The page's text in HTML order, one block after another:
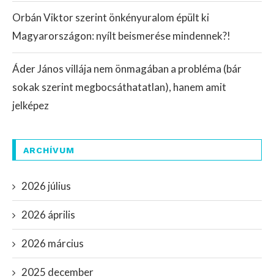
Orbán Viktor szerint önkényuralom épült ki
Magyarországon: nyílt beismerése mindennek?!
Áder János villája nem önmagában a probléma (bár
sokak szerint megbocsáthatatlan), hanem amit
jelképez
ARCHÍVUM
2026 július
2026 április
2026 március
2025 december